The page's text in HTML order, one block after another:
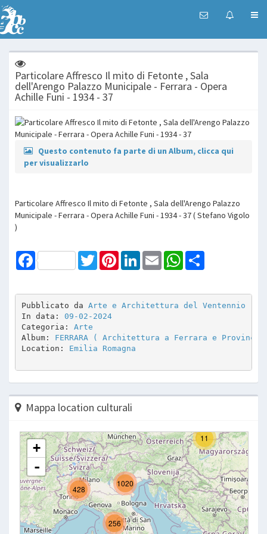
Particolare Affresco Il mito di Fetonte , Sala
dell'Arengo Palazzo Municipale - Ferrara - Opera
Achille Funi - 1934 - 37
Questo contenuto fa parte di un Album, clicca qui
per visualizzarlo
Particolare Affresco Il mito di Fetonte , Sala dell'Arengo Palazzo
Municipale - Ferrara - Opera Achille Funi - 1934 - 37 ( Stefano Vigolo
)
Facebook TwitterPinterestLinkedInEmail WhatsApp
Pubblicato da Arte e Architettura del Ventennio
In data: 09-02-2024
Categoria: Arte
Album: FERRARA ( Architettura a Ferrara e
Location: Emilia Romagna
Mappa location culturali